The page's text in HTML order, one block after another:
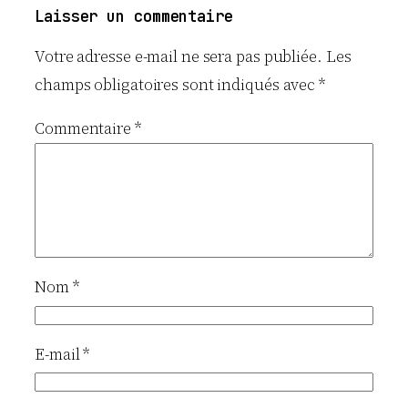
Laisser un commentaire
Votre adresse e-mail ne sera pas publiée. Les
champs obligatoires sont indiqués avec*
Commentaire *
Nom*
E-mail*